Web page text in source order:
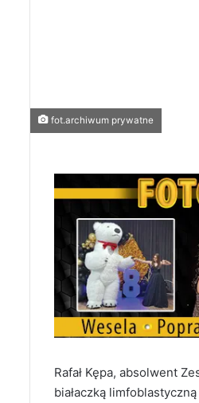
fot.archiwum prywatne
Rafał Kępa, absolwent
białaczką limfoblastyczną